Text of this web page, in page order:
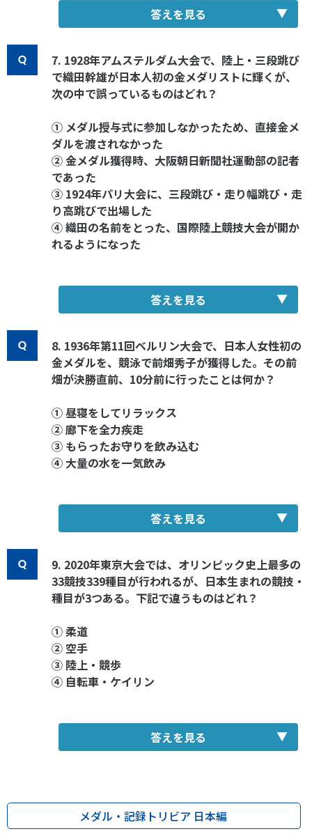
答えを見る
7. 1928年アムステルダム大会で、陸上・三段跳び
で織田幹雄が日本人初の金メダリストに輝くが、
次の中で誤っているものはどれ？
① メダル授与式に参加しなかったため、直接金メ
ダルを渡されなかった
② 金メダル獲得時、大阪朝日新聞社運動部の記者
であった
③ 1924年パリ大会に、三段跳び・走り幅跳び・走
り高跳びで出場した
④ 織田の名前をとった、国際陸上競技大会が開か
れるようになった
答えを見る
8. 1936年第11回ベルリン大会で、日本人女性初の
金メダルを、競泳で前畑秀子が獲得した。その前
畑が決勝直前、10分前に行ったことは何か？
① 昼寝をしてリラックス
② 廊下を全力疾走
③ もらったお守りを飲み込む
④ 大量の水を一気飲み
答えを見る
9. 2020年東京大会では、オリンピック史上最多の
33競技339種目が行われるが、日本生まれの競技・
種目が3つある。下記で違うものはどれ？
① 柔道
② 空手
③ 陸上・競歩
④ 自転車・ケイリン
答えを見る
メダル・記録トリビア 日本編